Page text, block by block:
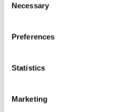
Selection
Necessary
Preferences
Statistics
Marketing